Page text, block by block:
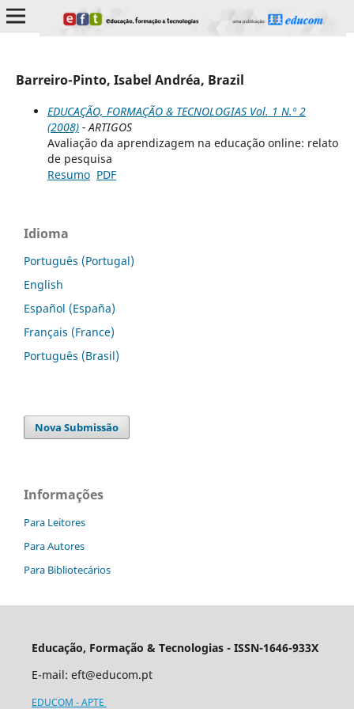
Barreiro-Pinto, Isabel Andréa, Brazil
EDUCAÇÃO, FORMAÇÃO & TECNOLOGIAS Vol. 1 N.º 2
(2008)- ARTIGOS
Avaliação da aprendizagem na educação online: relato
de pesquisa
Resumo PDF
Idioma
Português (Portugal)
English
Español (España)
Français (France)
Português (Brasil)
Nova Submissão
Informações
Para Leitores
Para Autores
Para Bibliotecários
Educação, Formação & Tecnologias - ISSN-1646-933X
E-mail: eft@educom.pt
EDUCOM - APTE